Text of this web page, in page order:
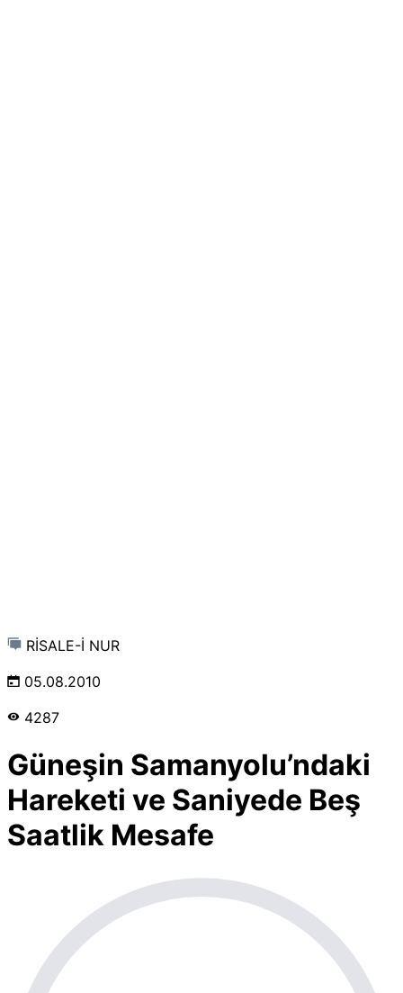
RİSALE-İ NUR
05.08.2010
4287
Güneşin Samanyolu’ndaki
Hareketi ve Saniyede Beş
Saatlik Mesafe